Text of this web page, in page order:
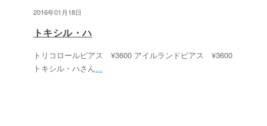
2016年01月18日
トキシル・ハ
トリコロールピアス ¥3600 アイルランドピアス ¥3600
トキシル・ハさん...